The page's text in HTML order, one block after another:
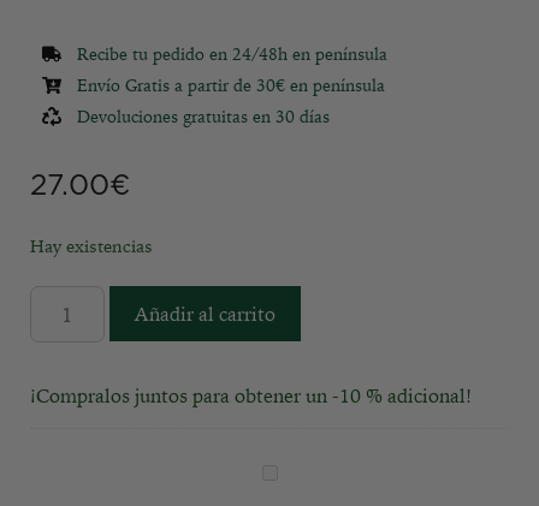
Recibe tu pedido en 24/48h en península
Envío Gratis a partir de 30€ en península
Devoluciones gratuitas en 30 días
27.00€
Hay existencias
Añadir al carrito
¡Compralos juntos para obtener un -10 % adicional!